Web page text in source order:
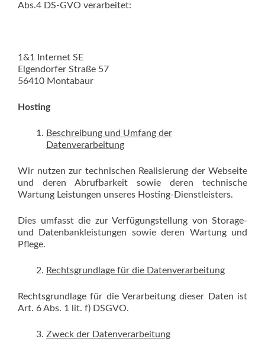
Abs.4 DS-GVO verarbeitet:
1&1 Internet SE
Elgendorfer Straße 57
56410 Montabaur
Hosting
Beschreibung und Umfang der
Datenverarbeitung
Wir nutzen zur technischen Realisierung der Webseite
und deren Abrufbarkeit sowie deren technische
Wartung Leistungen unseres Hosting-Dienstleisters.
Dies umfasst die zur Verfügungstellung von Storage-
und Datenbankleistungen sowie deren Wartung und
Pflege.
Rechtsgrundlage für die Datenverarbeitung
Rechtsgrundlage für die Verarbeitung dieser Daten ist
Art. 6 Abs. 1 lit. f) DSGVO.
Zweck der Datenverarbeitung